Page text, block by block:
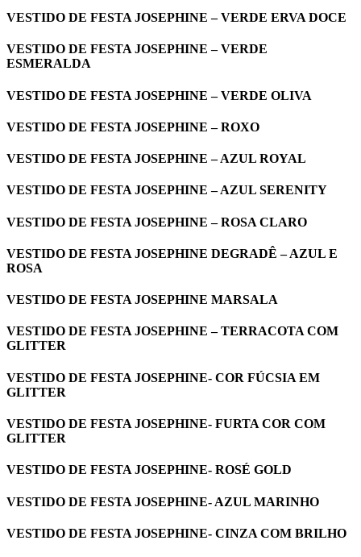
VESTIDO DE FESTA JOSEPHINE – VERDE ERVA DOCE
VESTIDO DE FESTA JOSEPHINE – VERDE
ESMERALDA
VESTIDO DE FESTA JOSEPHINE – VERDE OLIVA
VESTIDO DE FESTA JOSEPHINE – ROXO
VESTIDO DE FESTA JOSEPHINE – AZUL ROYAL
VESTIDO DE FESTA JOSEPHINE – AZUL SERENITY
VESTIDO DE FESTA JOSEPHINE – ROSA CLARO
VESTIDO DE FESTA JOSEPHINE DEGRADÊ – AZUL E
ROSA
VESTIDO DE FESTA JOSEPHINE MARSALA
VESTIDO DE FESTA JOSEPHINE – TERRACOTA COM
GLITTER
VESTIDO DE FESTA JOSEPHINE- COR FÚCSIA EM
GLITTER
VESTIDO DE FESTA JOSEPHINE- FURTA COR COM
GLITTER
VESTIDO DE FESTA JOSEPHINE- ROSÉ GOLD
VESTIDO DE FESTA JOSEPHINE- AZUL MARINHO
VESTIDO DE FESTA JOSEPHINE- CINZA COM BRILHO